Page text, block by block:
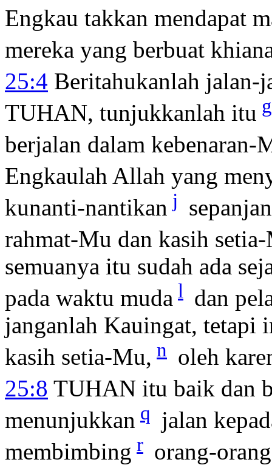
Engkau takkan mendapat
mereka yang berbuat
25:4 Beritahukanlah jalan-
TUHAN, tunjukkanlah itu g
berjalan dalam kebenaran-
Engkaulah Allah yang
kunanti-nantikan j
rahmat-Mu dan kasih
semuanya itu sudah ada
pada waktu muda l
dan
janganlah Kauingat, tetapi
kasih setia-Mu, n oleh
25:8 TUHAN itu baik dan
menunjukkan q jalan
membimbing r orang-